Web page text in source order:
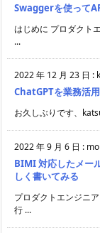
Swaggerを使って
はじめに プロダクト
...
2022 年 12 月 23 日 :
ChatGPTを業務活
お久しぶりです、
2022 年 9 月 6 日 :
BIMI 対応したメー
しく書いてみる
プロダクトエンジニ
行 ...